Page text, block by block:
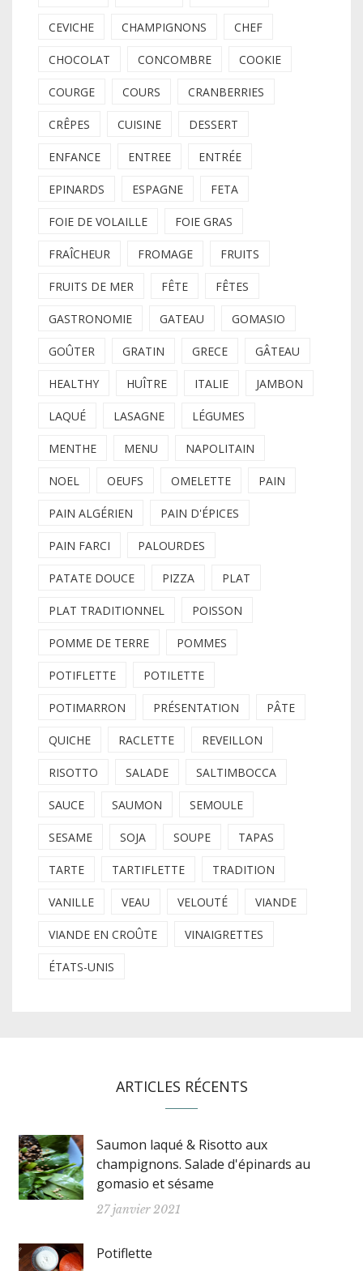
CEVICHE CHAMPIGNONS CHEF
CHOCOLAT CONCOMBRE COOKIE
COURGE COURS CRANBERRIES
CRÊPES CUISINE DESSERT
ENFANCE ENTREE ENTRÉE
EPINARDS ESPAGNE FETA
FOIE DE VOLAILLE FOIE GRAS
FRAÎCHEUR FROMAGE FRUITS
FRUITS DE MER FÊTE FÊTES
GASTRONOMIE GATEAU GOMASIO
GOÛTER GRATIN GRECE GÂTEAU
HEALTHY HUÎTRE ITALIE JAMBON
LAQUÉ LASAGNE LÉGUMES
MENTHE MENU NAPOLITAIN
NOEL OEUFS OMELETTE PAIN
PAIN ALGÉRIEN PAIN D'ÉPICES
PAIN FARCI PALOURDES
PATATE DOUCE PIZZA PLAT
PLAT TRADITIONNEL POISSON
POMME DE TERRE POMMES
POTIFLETTE POTILETTE
POTIMARRON PRÉSENTATION PÂTE
QUICHE RACLETTE REVEILLON
RISOTTO SALADE SALTIMBOCCA
SAUCE SAUMON SEMOULE
SESAME SOJA SOUPE TAPAS
TARTE TARTIFLETTE TRADITION
VANILLE VEAU VELOUTÉ VIANDE
VIANDE EN CROÛTE VINAIGRETTES
ÉTATS-UNIS
ARTICLES RÉCENTS
Saumon laqué & Risotto aux
champignons. Salade d'épinards au
gomasio et sésame
27 janvier 2021
Potiflette